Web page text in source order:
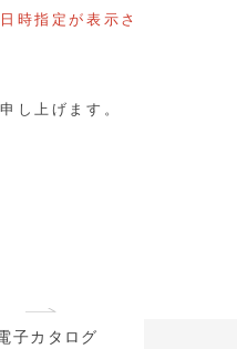
時指定が表示さ
し上げます。
子カタログ